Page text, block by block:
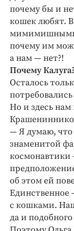
почему бы и
кошек любят.
мимимишными
почему им
а нам — нет?!
Почему
Осталось
Но и здесь нам
— Я думаю, что
знаменитой
космонавтики
об этом ей
Единственное
с кошками.
да и